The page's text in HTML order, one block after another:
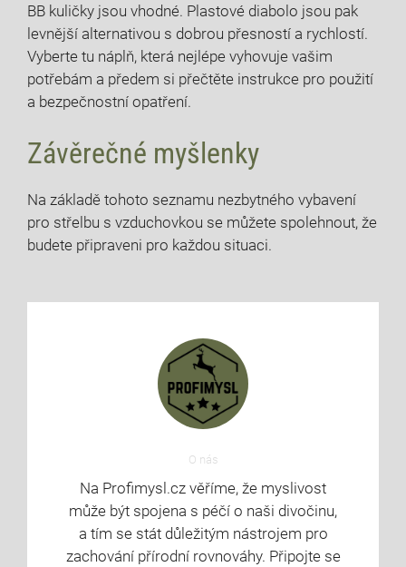
BB kuličky jsou vhodné. Plastové diabolo jsou pak
levnější alternativou s dobrou přesností a rychlostí.
Vyberte tu náplň, která nejlépe vyhovuje vašim
potřebám a předem si přečtěte instrukce pro použití
a bezpečnostní opatření.
Závěrečné myšlenky
Na základě tohoto seznamu nezbytného vybavení
pro střelbu s vzduchovkou se můžete spolehnout, že
budete připraveni pro každou situaci.
O nás
Na Profimysl.cz věříme, že myslivost
může být spojena s péčí o naši divočinu,
a tím se stát důležitým nástrojem pro
zachování přírodní rovnováhy. Připojte se